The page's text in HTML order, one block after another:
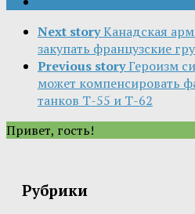
Next storyКанадская
закупать французские
Previous storyГероизм
может компенсировать
танков Т-55 и Т-62
Привет, гость!
Рубрики